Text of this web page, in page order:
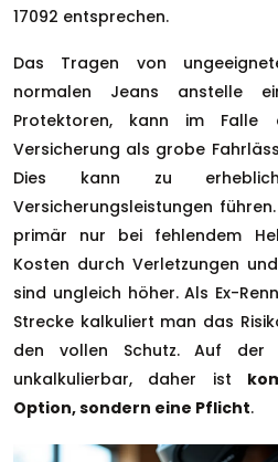
17092 entsprechen.
Das Tragen von
normalen Jeans anstelle
Protektoren, kann im
Versicherung als grobe
Dies kann zu
Versicherungsleistungen
primär nur bei fehlendem
Kosten durch Verletzungen
sind ungleich höher. Als Ex-
Strecke kalkuliert man das
den vollen Schutz. Auf der
unkalkulierbar, daher ist
Option, sondern eine Pflicht.